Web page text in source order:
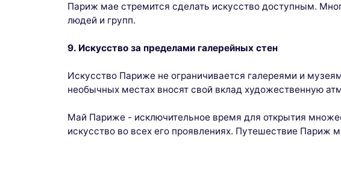
Париж мае стремится сделать искусство доступным.
людей и групп.
9. Искусство за пределами галерейных стен
Искусство Париже не ограничивается галереями и
необычных местах вносят свой вклад художественную
Май Париже - исключительное время для открытия
искусство во всех его проявлениях. Путешествие Париж